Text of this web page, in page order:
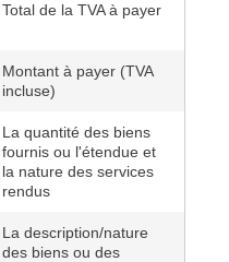
Total de la TVA à payer
Montant à payer (TVA
incluse)
La quantité des biens
fournis ou l'étendue et
la nature des services
rendus
La description/nature
des biens ou des